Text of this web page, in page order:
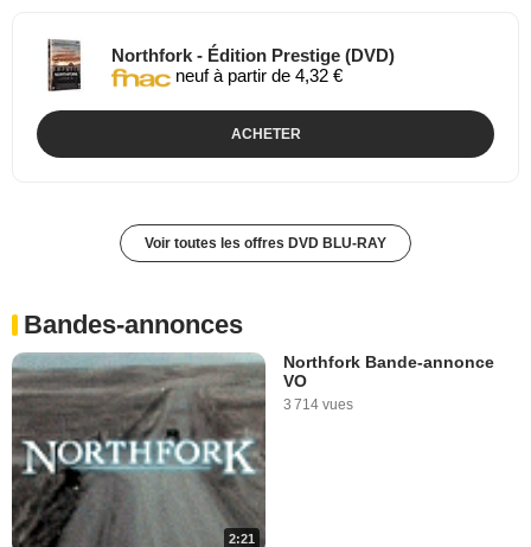
Northfork - Édition Prestige (DVD)
neuf à partir de 4,32 €
ACHETER
Voir toutes les offres DVD BLU-RAY
Bandes-annonces
2:21
Northfork Bande-annonce
VO
3 714 vues